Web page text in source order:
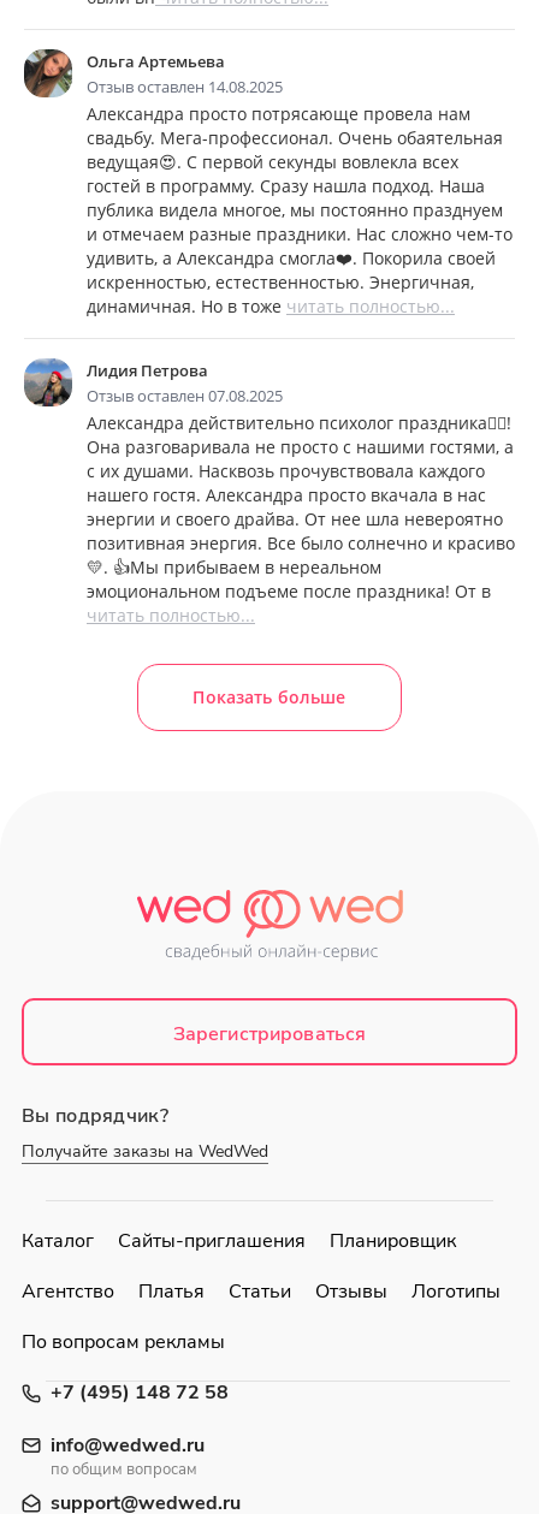
Ольга Артемьева
Отзыв оставлен 14.08.2025
Александра просто потрясающе провела нам
свадьбу. Мега-профессионал. Очень обаятельная
ведущая😍. С первой секунды вовлекла всех
гостей в программу. Сразу нашла подход. Наша
публика видела многое, мы постоянно празднуем
и отмечаем разные праздники. Нас сложно чем-то
удивить, а Александра смогла❤️. Покорила своей
искренностью, естественностью. Энергичная,
динамичная. Но в тоже читать полностью...
Лидия Петрова
Отзыв оставлен 07.08.2025
Александра действительно психолог праздника❤️‍🔥!
Она разговаривала не просто с нашими гостями, а
с их душами. Насквозь прочувствовала каждого
нашего гостя. Александра просто вкачала в нас
энергии и своего драйва. От нее шла невероятно
позитивная энергия. Все было солнечно и красиво
💛. 👍Мы прибываем в нереальном
эмоциональном подъеме после праздника! От в
читать полностью...
Показать больше
Зарегистрироваться
Вы подрядчик?
Получайте заказы на WedWed
+7 (495) 148 72 58
info@wedwed.ru
по общим вопросам
support@wedwed.ru
Каталог Сайты-приглашения
Планировщик
Агентство
Платья Статьи Отзывы
Логотипы
По вопросам рекламы